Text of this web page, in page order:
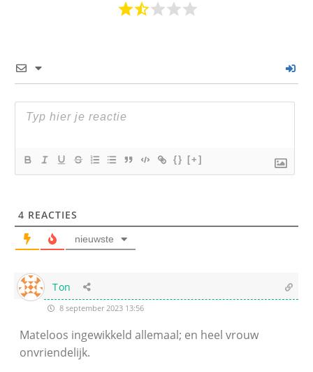
{} [+]
4 REACTIES
nieuwste
Ton
8 september 2023 13:56
Mateloos ingewikkeld allemaal; en heel vrouw
onvriendelijk.